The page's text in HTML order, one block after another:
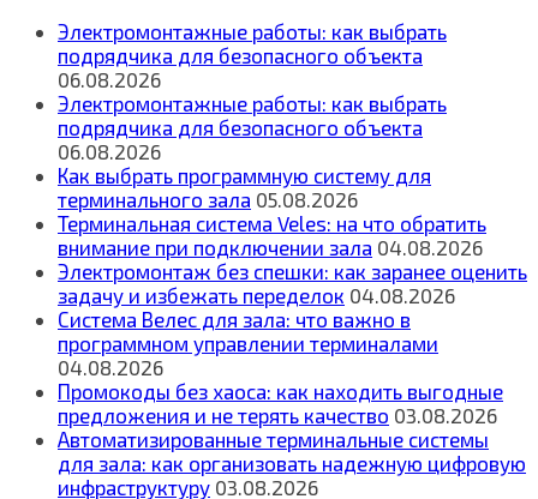
Электромонтажные работы: как выбрать
подрядчика для безопасного объекта
06.08.2026
Электромонтажные работы: как выбрать
подрядчика для безопасного объекта
06.08.2026
Как выбрать программную систему для
терминального зала 05.08.2026
Терминальная система Veles: на что обратить
внимание при подключении зала 04.08.2026
Электромонтаж без спешки: как заранее оценить
задачу и избежать переделок 04.08.2026
Система Велес для зала: что важно в
программном управлении терминалами
04.08.2026
Промокоды без хаоса: как находить выгодные
предложения и не терять качество 03.08.2026
Автоматизированные терминальные системы
для зала: как организовать надежную цифровую
инфраструктуру 03.08.2026